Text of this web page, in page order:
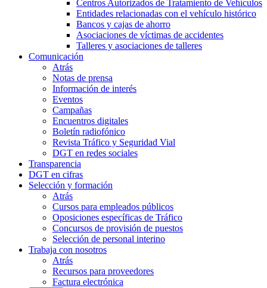
Centros Autorizados de Tratamiento de Vehículos
Entidades relacionadas con el vehículo histórico
Bancos y cajas de ahorro
Asociaciones de víctimas de accidentes
Talleres y asociaciones de talleres
Comunicación
Atrás
Notas de prensa
Información de interés
Eventos
Campañas
Encuentros digitales
Boletín radiofónico
Revista Tráfico y Seguridad Vial
DGT en redes sociales
Transparencia
DGT en cifras
Selección y formación
Atrás
Cursos para empleados públicos
Oposiciones específicas de Tráfico
Concursos de provisión de puestos
Selección de personal interino
Trabaja con nosotros
Atrás
Recursos para proveedores
Factura electrónica